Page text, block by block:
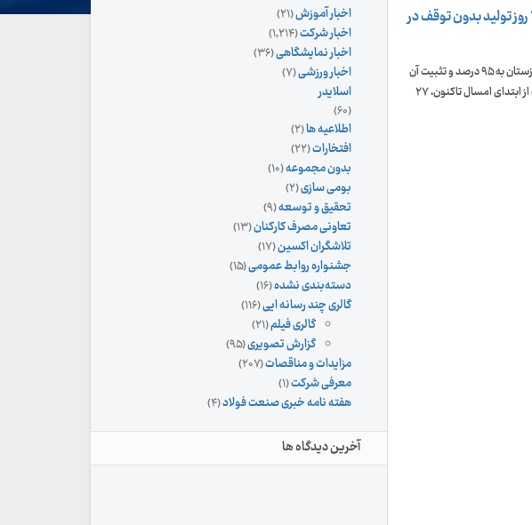
شکستن رکوردها یکی پس از دیگری/ثبت رکورد ۲۷ روز تولید بدون توقف در
همزمان با افزایش آماده بکاری عملیاتی شرکت فولاد اکسین خوزستان به ۹۵ درصد و تثبیت آن
در سال ۱۴۰۲، ضمن ثبت یک رکورد بی نظیر، خط تولید این شرکت از ابتدای امسال تاکنون، ۲۷
اخبار آموزش(۲۱)
اخبار شرکت(۱,۲۱۴)
اخبار نمایشگاهی(۳۶)
اخبار ورزشی(۷)
اسلایدر
(۶۰)
اطلاعیه ها(۲)
افتخارات(۲۲)
بدون مجموعه(۱۰)
بومی سازی(۲)
تحقیق و توسعه(۹)
تعاونی مصرف کارکنان(۱۳)
تلاشگران اکسین(۱۷)
جشنواره روابط عمومی(۱۵)
دسته‌بندی نشده(۱۶)
گالری چند رسانه ایی(۱۱۶)
گالری فیلم(۲۱)
گزارش تصویری(۹۵)
مزایدات و مناقصات(۲۰۷)
معرفی شرکت(۱)
هفته نامه خبری صنعت فولاد(۴)
آخرین دیدگاه ها